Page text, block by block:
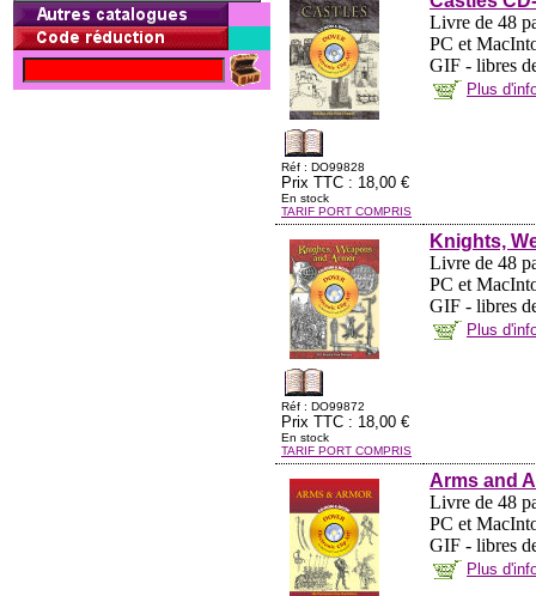
Réf : DO99828
Prix TTC : 18,00 €
En stock
TARIF PORT COMPRIS
Livre de 48
PC et
GIF - libres
Plus
Réf : DO99872
Prix TTC : 18,00 €
En stock
TARIF PORT COMPRIS
Knights,
Livre de 48
PC et
GIF - libres
Plus
Arms and
Livre de 48
PC et
GIF - libres
Plus